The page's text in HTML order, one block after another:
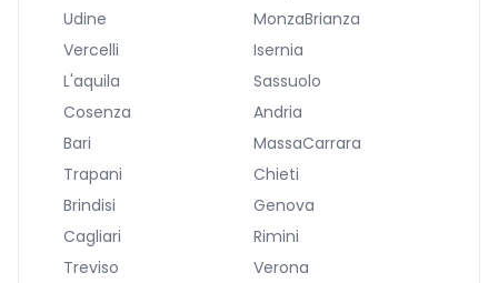
Udine
MonzaBrianza
Vercelli
Isernia
L'aquila
Sassuolo
Cosenza
Andria
Bari
MassaCarrara
Trapani
Chieti
Brindisi
Genova
Cagliari
Rimini
Treviso
Verona